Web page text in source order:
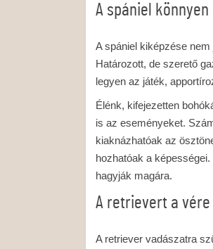
A spániel
A spániel kiképzése
Határozott, de szerető
legyen az játék,
Élénk, kifejezetten
is az eseményeket.
kiaknázhatóak az
hozhatóak a
hagyják magára.
A retrievert a
A retriever vadászatra